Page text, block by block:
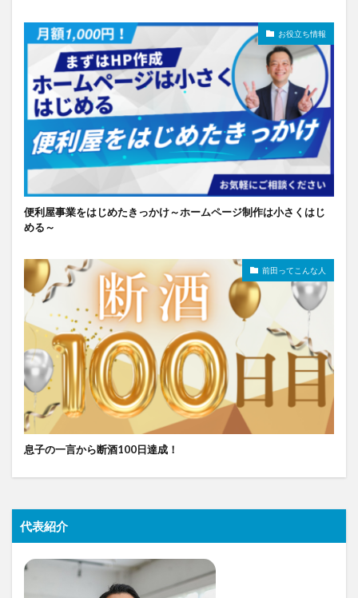
お役立ち情報
便利屋事業をはじめたきっかけ～ホームページ制作は小さくはじ
める～
前田ってこんな人
息子の一言から断酒100日達成！
代表紹介